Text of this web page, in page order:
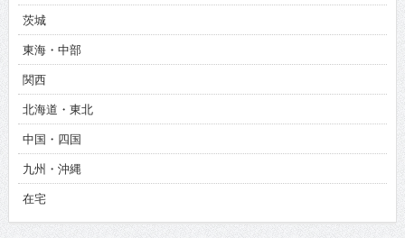
茨城
東海・中部
関西
北海道・東北
中国・四国
九州・沖縄
在宅